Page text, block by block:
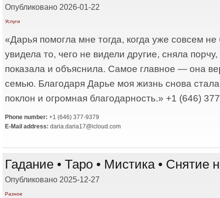
Опубликовано 2026-01-22
Услуги
«Дарья помогла мне тогда, когда уже совсем
увидела то, чего не видели другие, сняла
показала и объяснила. Самое главное — она
семью. Благодаря Дарье моя жизнь снова
поклон и огромная благодарность.» +1 (646)
Phone number: +1 (646) 377-9379
E-Mail address: daria.daria17@icloud.com
Гадание • Таро • Мистика • Снятие
Опубликовано 2025-12-27
Разное